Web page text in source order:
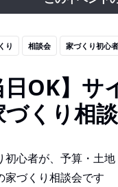
り 相談会 家づくり初心者
OK】サ
くり相
初心者が、予算・土
家づくり相談会です